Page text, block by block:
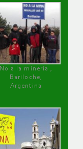
No a la minería ,
Bariloche,
Argentina